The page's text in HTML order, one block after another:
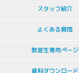
スタッフ紹介
よくある質問
教習生専用ページ
資料ダウンロード